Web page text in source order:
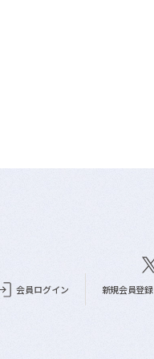
会員ログイン 新規会員登録